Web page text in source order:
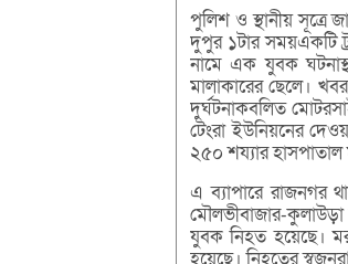
পুলিশ ও স্থানীয় সূত্রে
দুপুর ১টার সময়একটি
নামে এক যুবক
মালাকারের ছেলে।
দুর্ঘটনাকবলিত
টেংরা ইউনিয়নের
২৫০ শয্যার হাসপাতাল
এ ব্যাপারে রাজনগর
মৌলভীবাজার-কুলাউড়া
যুবক নিহত হয়েছে।